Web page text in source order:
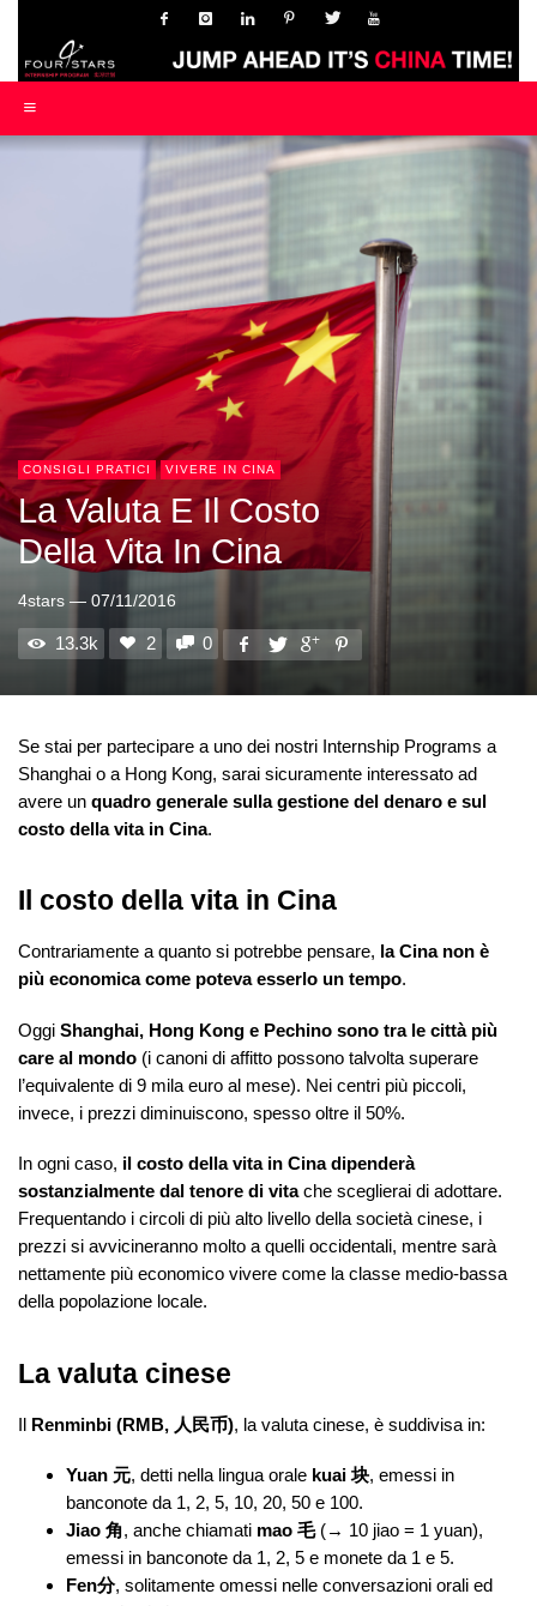
CONSIGLI PRATICI VIVERE IN CINA
La Valuta E Il Costo
Della Vita In Cina
4stars — 07/11/2016
13.3k 2 0
Se stai per partecipare a uno dei nostri Internship Programs a
Shanghai o a Hong Kong, sarai sicuramente interessato ad
avere un quadro generale sulla gestione del denaro e sul
costo della vita in Cina.
Il costo della vita in Cina
Contrariamente a quanto si potrebbe pensare, la Cina non è
più economica come poteva esserlo un tempo.
Oggi Shanghai, Hong Kong e Pechino sono tra le città più
care al mondo (i canoni di affitto possono talvolta superare
l’equivalente di 9 mila euro al mese). Nei centri più piccoli,
invece, i prezzi diminuiscono, spesso oltre il 50%.
In ogni caso, il costo della vita in Cina dipenderà
sostanzialmente dal tenore di vitache sceglierai di adottare.
Frequentando i circoli di più alto livello della società cinese, i
prezzi si avvicineranno molto a quelli occidentali, mentre sarà
nettamente più economico vivere come la classe medio-bassa
della popolazione locale.
La valuta cinese
Il Renminbi (RMB, 人民币), la valuta cinese, è suddivisa in:
Yuan 元, detti nella lingua orale kuai 块, emessi in
banconote da 1, 2, 5, 10, 20, 50 e 100.
Jiao 角, anche chiamati mao 毛 (→ 10 jiao = 1 yuan),
emessi in banconote da 1, 2, 5 e monete da 1 e 5.
Fen分, solitamente omessi nelle conversazioni orali ed